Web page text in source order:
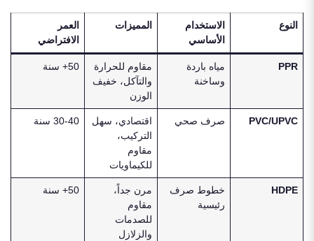
النوع
الاستخدام
الأساسي
المميزات
العمر
الافتراضي
PPR
مياه باردة
وساخنة
مقاوم للحرارة
والتآكل، خفيف
الوزن
50+ سنة
PVC/UPVC صرف صحي
اقتصادي، سهل
التركيب،
مقاوم
للكيماويات
30-40 سنة
HDPE
خطوط صرف
رئيسية
مرن جداً،
مقاوم
للصدمات
والزلازل
50+ سنة